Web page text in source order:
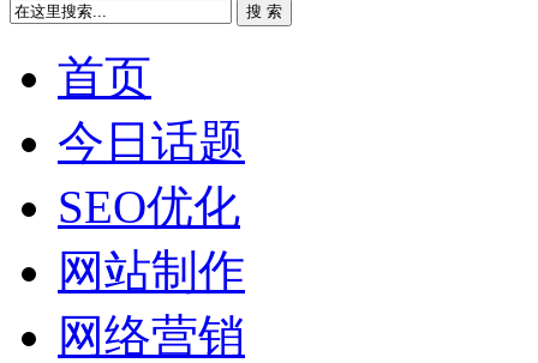
搜 索
首页
今日话题
SEO优化
网站制作
网络营销